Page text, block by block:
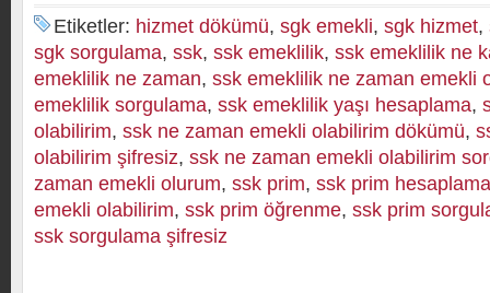
Etiketler: hizmet dökümü, sgk emekli, sgk hizmet,
sgk sorgulama, ssk, ssk emeklilik, ssk emeklilik ne
emeklilik ne zaman, ssk emeklilik ne zaman emekli
emeklilik sorgulama, ssk emeklilik yaşı hesaplama,
olabilirim, ssk ne zaman emekli olabilirim dökümü,
olabilirim şifresiz, ssk ne zaman emekli olabilirim
zaman emekli olurum, ssk prim, ssk prim hesaplama
emekli olabilirim, ssk prim öğrenme, ssk prim
ssk sorgulama şifresiz